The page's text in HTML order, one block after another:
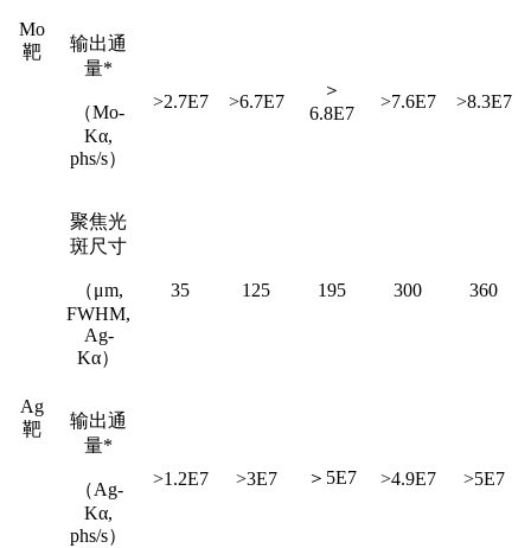
Mo
靶
输出通
量*
（Mo-
Kα,
phs/s）
>2.7E7 >6.7E7
＞
6.8E7
>7.6E7 >8.3E7
Ag
靶
聚焦光
斑尺寸
（μm,
FWHM,
Ag-
Kα）
35 125 195 300 360
输出通
量*
（Ag-
Kα,
phs/s）
>1.2E7 >3E7 ＞5E7 >4.9E7 >5E7